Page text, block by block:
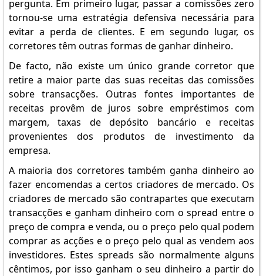
pergunta. Em primeiro lugar, passar a comissões zero
tornou-se uma estratégia defensiva necessária para
evitar a perda de clientes. E em segundo lugar, os
corretores têm outras formas de ganhar dinheiro.
De facto, não existe um único grande corretor que
retire a maior parte das suas receitas das comissões
sobre transacções. Outras fontes importantes de
receitas provêm de juros sobre empréstimos com
margem, taxas de depósito bancário e receitas
provenientes dos produtos de investimento da
empresa.
A maioria dos corretores também ganha dinheiro ao
fazer encomendas a certos criadores de mercado. Os
criadores de mercado são contrapartes que executam
transacções e ganham dinheiro com o spread entre o
preço de compra e venda, ou o preço pelo qual podem
comprar as acções e o preço pelo qual as vendem aos
investidores. Estes spreads são normalmente alguns
cêntimos, por isso ganham o seu dinheiro a partir do